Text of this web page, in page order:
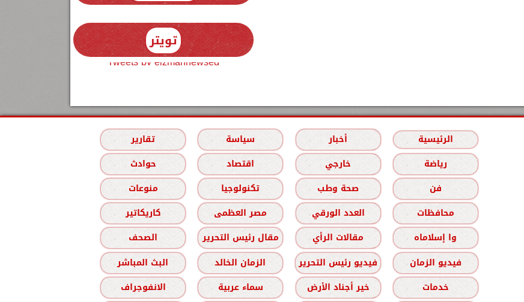
تويتر
Tweets by elzmannewseg
الرئيسية أخبار سياسة
تقارير
رياضة
خارجي اقتصاد
حوادث
فن
صحة وطب تكنولوجيا
منوعات
محافظات
العدد الورقي مصر العظمى
كاريكاتير
وا إسلاماه
مقالات الرأي مقال رئيس التحرير
الصحف
فيديو الزمان
فيديو رئيس التحرير الزمان الخالد
البث المباشر
خدمات
خير أجناد الأرض سماء عربية الانفوجراف